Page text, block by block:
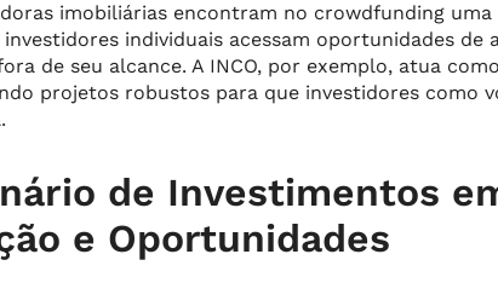
imobiliárias encontram no crowdfunding
individuais acessam oportunidades
de seu alcance. A INCO, por exemplo, atua
projetos robustos para que investidores como
de Investimentos
e Oportunidades